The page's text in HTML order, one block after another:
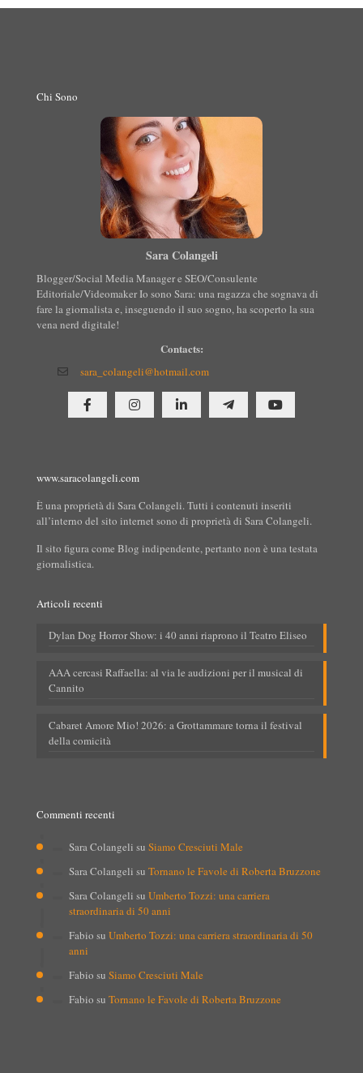
Chi Sono
Sara Colangeli
Blogger/Social Media Manager e SEO/Consulente
Editoriale/Videomaker Io sono Sara: una ragazza che sognava di
fare la giornalista e, inseguendo il suo sogno, ha scoperto la sua
vena nerd digitale!
Contacts:
sara_colangeli@hotmail.com
www.saracolangeli.com
È una proprietà di Sara Colangeli. Tutti i contenuti inseriti
all’interno del sito internet sono di proprietà di Sara Colangeli.
Il sito figura come Blog indipendente, pertanto non è una testata
giornalistica.
Articoli recenti
Dylan Dog Horror Show: i 40 anni riaprono il Teatro Eliseo
AAA cercasi Raffaella: al via le audizioni per il musical di
Cannito
Cabaret Amore Mio! 2026: a Grottammare torna il festival
della comicità
Commenti recenti
Sara Colangeli su Siamo Cresciuti Male
Sara Colangeli su Tornano le Favole di Roberta Bruzzone
Sara Colangeli su Umberto Tozzi: una carriera
straordinaria di 50 anni
Fabio su Umberto Tozzi: una carriera straordinaria di 50
anni
Fabio su Siamo Cresciuti Male
Fabio su Tornano le Favole di Roberta Bruzzone